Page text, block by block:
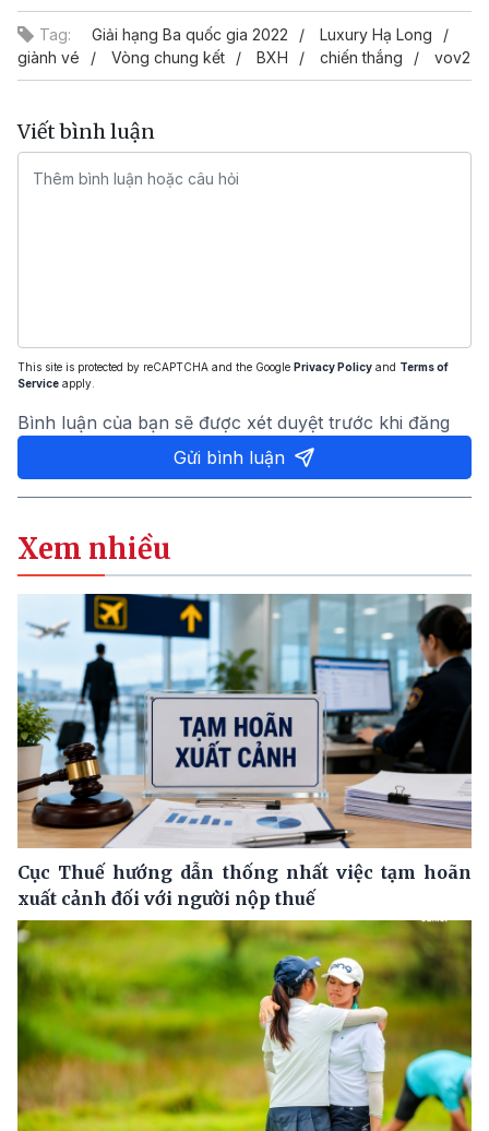
Tag: Giải hạng Ba quốc gia 2022
Luxury Hạ Long
giành vé
Vòng chung kết BXH chiến thắng vov2
Viết bình luận
This site is protected by reCAPTCHA and the Google Privacy Policy and Terms of
Service apply.
Bình luận của bạn sẽ được xét duyệt trước khi đăng
Gửi bình luận
Xem nhiều
Cục Thuế hướng dẫn thống nhất việc tạm hoãn
xuất cảnh đối với người nộp thuế